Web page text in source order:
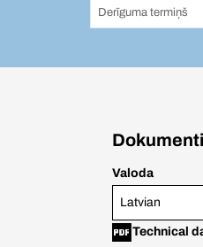
Derīguma termiņš
Valoda
Latvian
Technical